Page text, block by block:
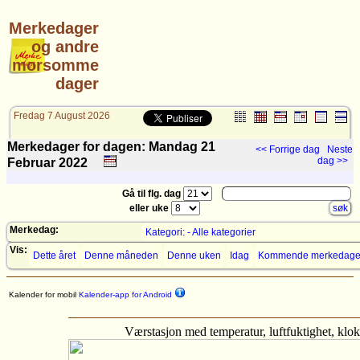
Merkedager
og andre
morsomme
dager
Fredag 7 August 2026
Merkedager for dagen: Mandag 21
Februar 2022
<< Forrige dag
Neste
dag >>
Gå til flg. dag
eller uke
Merkedag:
Kategori: - Alle kategorier
Vis:
Dette året Denne måneden Denne uken Idag Kommende
Kalender for mobil Kalender-app for Android
Værstasjon med temperatur, luftfuktighet,